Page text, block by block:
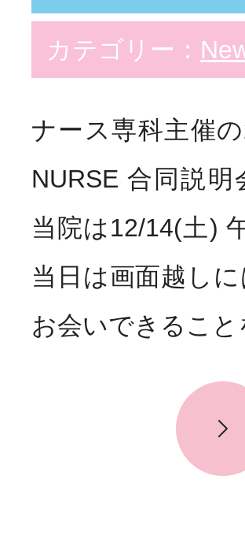
インターンシ
病院説明会
カテゴリー：
ナース専科主催
NURSE 合同説
当院は12/14(土)
当日は画面越し
お会いできるこ